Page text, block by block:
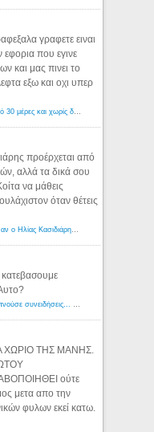
γραφετε ειναι
εφορια που εγινε
και μας πινει το
εξω και οχι υπερ
προέρχεται από
αλλά τα δικά σου
να μάθεις
όταν θέτεις
ΧΩΡΙΟ ΤΗΣ ΜΑΝΗΣ.
ούτε
μετα απο την
φυλων εκεί κατω.